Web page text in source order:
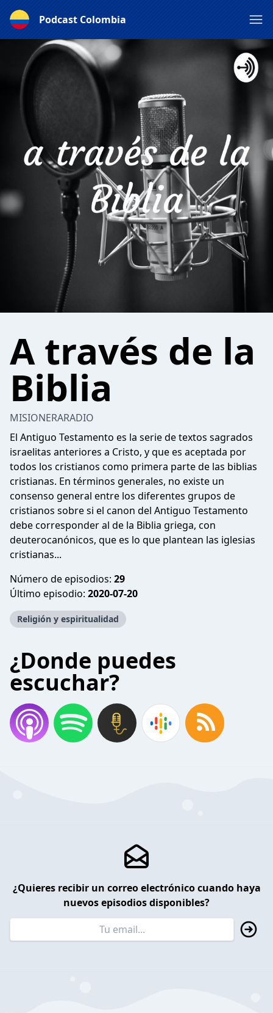
Podcast Colombia
A través de la
Biblia
MISIONERARADIO
El Antiguo Testamento es la serie de textos sagrados
israelitas anteriores a Cristo, y que es aceptada por
todos los cristianos como primera parte de las biblias
cristianas. En términos generales, no existe un
consenso general entre los diferentes grupos de
cristianos sobre si el canon del Antiguo Testamento
debe corresponder al de la Biblia griega, con
deuterocanónicos, que es lo que plantean las iglesias
cristianas...
Número de episodios: 29
Último episodio: 2020-07-20
Religión y espiritualidad
¿Donde puedes
escuchar?
¿Quieres recibir un correo electrónico cuando haya
nuevos episodios disponibles?